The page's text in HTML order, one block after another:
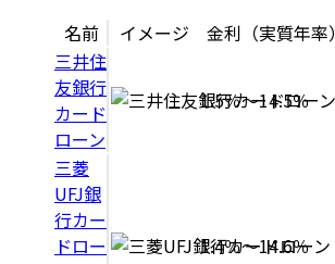
名前
イメージ 金利（実質年率）
三井住
友銀行
カード
ローン
1.5％～14.5％
三菱
UFJ銀
行カー
ドロー
1.4％～14.6％